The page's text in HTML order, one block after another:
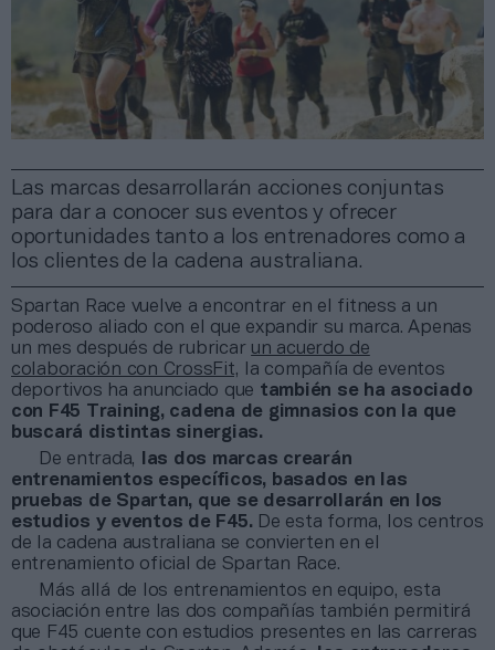
Las marcas desarrollarán acciones conjuntas
para dar a conocer sus eventos y ofrecer
oportunidades tanto a los entrenadores como a
los clientes de la cadena australiana.
Spartan Race vuelve a encontrar en el fitness a un
poderoso aliado con el que expandir su marca. Apenas
un mes después de rubricar un acuerdo de
colaboración con CrossFit, la compañía de eventos
deportivos ha anunciado que también se ha asociado
con F45 Training, cadena de gimnasios con la que
buscará distintas sinergias.
De entrada,
las dos marcas crearán
entrenamientos específicos, basados en las
pruebas de Spartan, que se desarrollarán en los
estudios y eventos de F45. De esta forma, los centros
de la cadena australiana se convierten en el
entrenamiento oficial de Spartan Race.
Más allá de los entrenamientos en equipo, esta
asociación entre las dos compañías también permitirá
que F45 cuente con estudios presentes en las carreras